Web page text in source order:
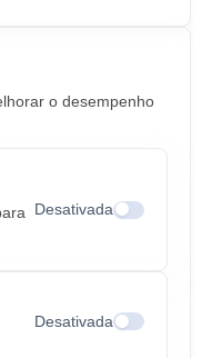
o desempenho
Desativada
Alternar
Desativada
Alternar